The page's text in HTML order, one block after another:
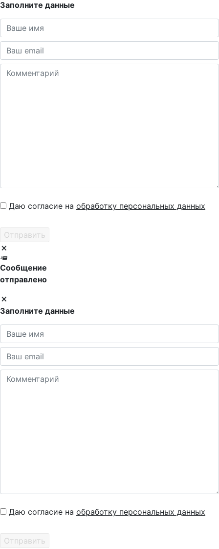
Заполните данные
Даю согласие на обработку персональных данных
Сообщение
отправлено
Заполните данные
Даю согласие на обработку персональных данных